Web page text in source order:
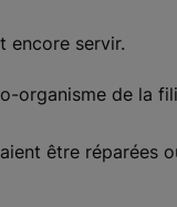
encore servir.
organisme de la
être réparées